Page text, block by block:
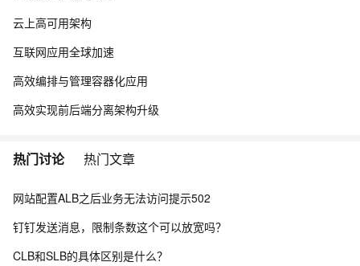
云上高可用架构
互联网应用全球加速
高效编排与管理容器化应用
高效实现前后端分离架构升级
热门讨论 热门文章
网站配置ALB之后业务无法访问提示502
钉钉发送消息，限制条数这个可以放宽吗？
CLB和SLB的具体区别是什么？